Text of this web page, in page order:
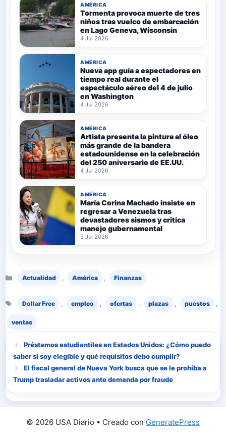
AMÉRICA
Tormenta provoca muerte de tres
niños tras vuelco de embarcación
en Lago Geneva, Wisconsin
4 Jul 2026
AMÉRICA
Nueva app guía a espectadores en
tiempo real durante el
espectáculo aéreo del 4 de julio
en Washington
4 Jul 2026
AMÉRICA
Artista presenta la pintura al óleo
más grande de la bandera
estadounidense en la celebración
del 250 aniversario de EE.UU.
4 Jul 2026
AMÉRICA
María Corina Machado insiste en
regresar a Venezuela tras
devastadores sismos y critica
manejo gubernamental
3 Jul 2026
Actualidad , América , Finanzas
Dollar Free , empleo , ofertas , plazas , puestos ,
ventas
Préstamos estudiantiles en Estados Unidos: ¿Cómo puedo
saber si soy elegible y qué requisitos debo cumplir?
El fiscal general de Nueva York busca que se le prohíba a
Trump trasladar activos ante demanda por fraude
© 2026 USA Diario • Creado con GeneratePress